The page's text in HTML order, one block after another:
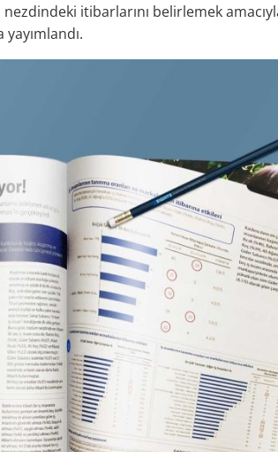
itibarlarını belirlemek